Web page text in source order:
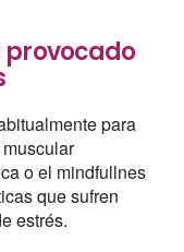
provocado
para
o el mindfullnes
que sufren
estrés.